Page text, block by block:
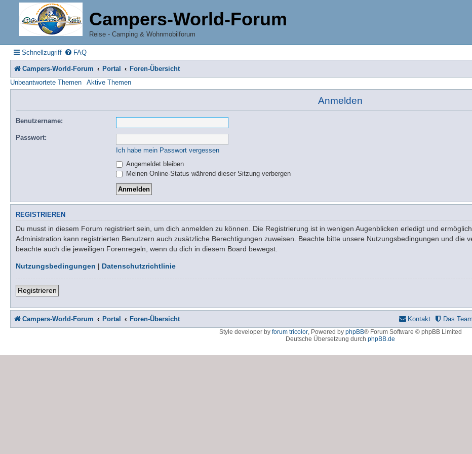
Campers-World-Forum
Reise - Camping & Wohnmobilforum
Schnellzugriff FAQ
Campers-World-Forum Portal
Foren-Übersicht
Unbeantwortete Themen
Aktive Themen
Anmelden
Benutzername:
Passwort:
Ich habe mein Passwort vergessen
Angemeldet bleiben
Meinen Online-Status während dieser Sitzung verbergen
REGISTRIEREN
Du musst in diesem Forum registriert sein, um dich anmelden zu können. Die Registrierung ist in wenigen Augenblicken erledigt und
Administration kann registrierten Benutzern auch zusätzliche Berechtigungen zuweisen. Beachte bitte unsere Nutzungsbedingungen und die
beachte auch die jeweiligen Forenregeln, wenn du dich in diesem Board bewegst.
Nutzungsbedingungen | Datenschutzrichtlinie
Registrieren
Campers-World-Forum Portal Foren-Übersicht Das Team
Kontakt
Style developer by forum tricolor, Powered by phpBB® Forum Software © phpBB Limited
Deutsche Übersetzung durch phpBB.de